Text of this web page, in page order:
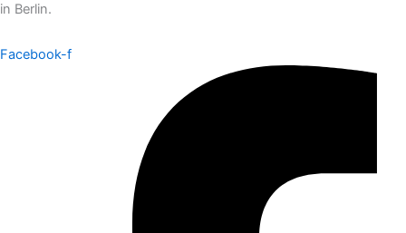
in Berlin.
Facebook-f